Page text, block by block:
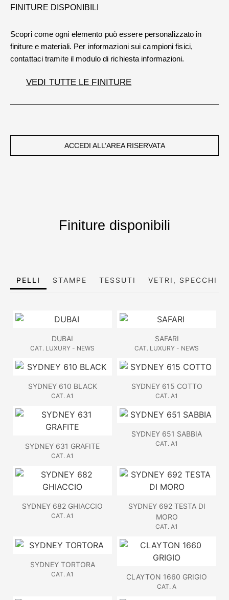
FINITURE DISPONIBILI
Scopri come ogni elemento può essere personalizzato in
finiture e materiali. Per informazioni sui campioni fisici,
contattaci tramite il modulo di richiesta informazioni.
VEDI TUTTE LE FINITURE
ACCEDI ALL’AREA RISERVATA
Finiture disponibili
PELLI STAMPE TESSUTI VETRI, SPECCHI E
DUBAI
CAT. LUXURY - NEWS
SAFARI
CAT. LUXURY - NEWS
SYDNEY 610 BLACK
CAT. A1
SYDNEY 615 COTTO
CAT. A1
SYDNEY 631 GRAFITE
CAT. A1
SYDNEY 651 SABBIA
CAT. A1
SYDNEY 682 GHIACCIO
CAT. A1
SYDNEY 692 TESTA DI
MORO
CAT. A1
SYDNEY TORTORA
CAT. A1 CLAYTON 1660 GRIGIO
CAT. A